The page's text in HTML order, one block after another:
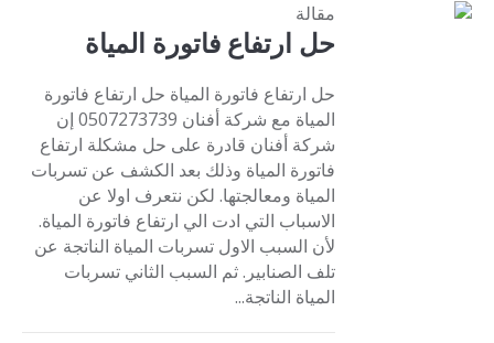
مقالة
حل ارتفاع فاتورة المياة
حل ارتفاع فاتورة المياة حل ارتفاع فاتورة
المياة مع شركة أفنان 0507273739 إن
شركة أفنان قادرة على حل مشكلة ارتفاع
فاتورة المياة وذلك بعد الكشف عن تسربات
المياة ومعالجتها. لكن نتعرف اولا عن
الاسباب التي ادت الي ارتفاع فاتورة المياة.
لأن السبب الاول تسربات المياة الناتجة عن
تلف الصنابير. ثم السبب الثاني تسربات
المياة الناتجة...